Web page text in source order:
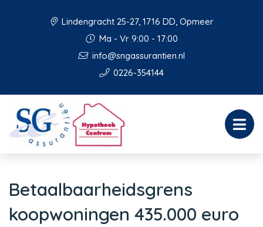
Lindengracht 25-27, 1716 DD, Opmeer
Ma - Vr 9:00 - 17:00
info@sngassurantien.nl
0226-354144
Betaalbaarheidsgrens
koopwoningen 435.000 euro